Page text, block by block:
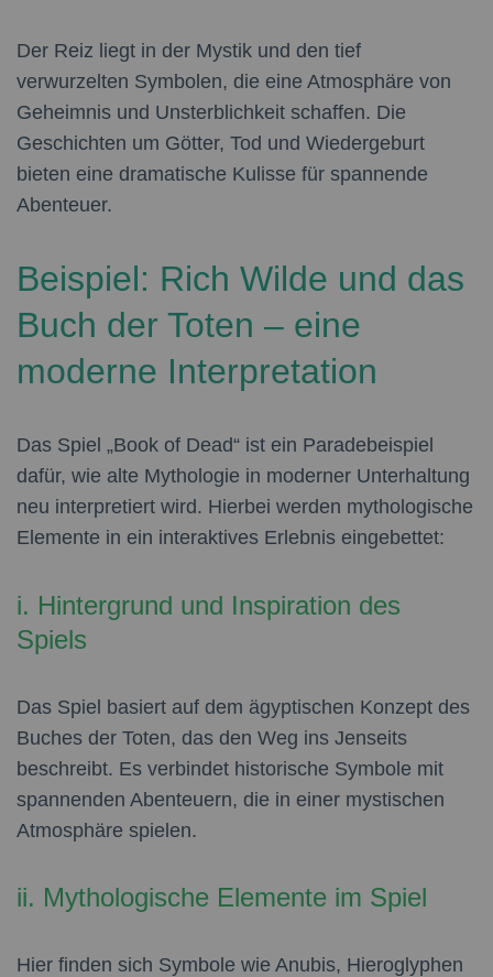
Der Reiz liegt in der Mystik und den tief
verwurzelten Symbolen, die eine Atmosphäre von
Geheimnis und Unsterblichkeit schaffen. Die
Geschichten um Götter, Tod und Wiedergeburt
bieten eine dramatische Kulisse für spannende
Abenteuer.
Beispiel: Rich Wilde und das
Buch der Toten – eine
moderne Interpretation
Das Spiel „Book of Dead“ ist ein Paradebeispiel
dafür, wie alte Mythologie in moderner Unterhaltung
neu interpretiert wird. Hierbei werden mythologische
Elemente in ein interaktives Erlebnis eingebettet:
i. Hintergrund und Inspiration des
Spiels
Das Spiel basiert auf dem ägyptischen Konzept des
Buches der Toten, das den Weg ins Jenseits
beschreibt. Es verbindet historische Symbole mit
spannenden Abenteuern, die in einer mystischen
Atmosphäre spielen.
ii. Mythologische Elemente im Spiel
Hier finden sich Symbole wie Anubis, Hieroglyphen